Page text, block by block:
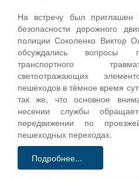
На встречу был приглашен
безопасности дорожного
полиции Соколенко Виктор
обсуждались вопросы
транспортного
светоотражающих
пешеходов в тёмное время
так же, что основное
несении службы
передвижении по
пешеходных переходах.
Подробнее...